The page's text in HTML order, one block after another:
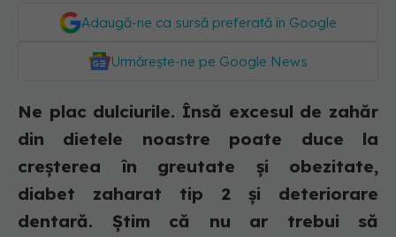
Adaugă-ne ca sursă preferată în Google
Urmărește-ne pe Google News
Ne plac dulciurile. Însă excesul de zahăr
din dietele noastre poate duce la
creșterea în greutate și obezitate,
diabet zaharat tip 2 și deteriorare
dentară. Știm că nu ar trebui să